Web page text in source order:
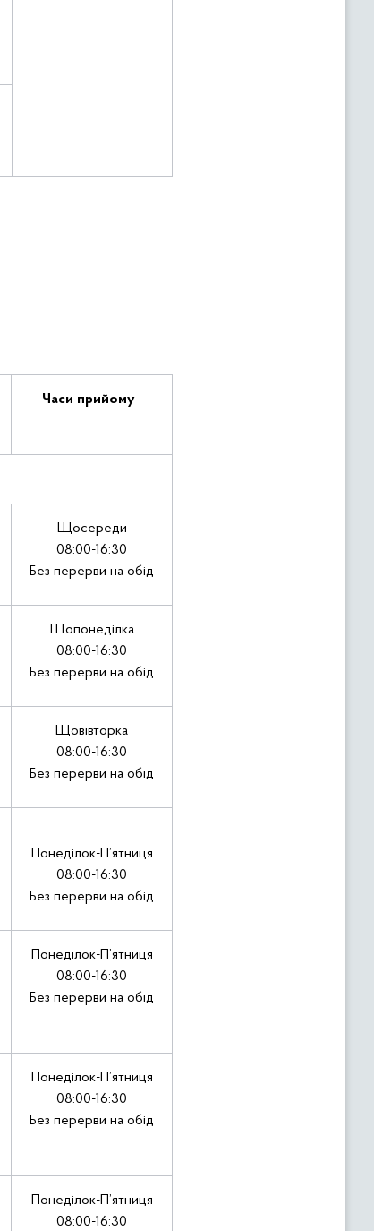
Часи прийому
Щосереди
08:00-16:30
Без перерви на обід
Щопонеділка
08:00-16:30
Без перерви на обід
Щовівторка
08:00-16:30
Без перерви на обід
Понеділок-П’ятниця
08:00-16:30
Без перерви на обід
Понеділок-П’ятниця
08:00-16:30
Без перерви на обід
Понеділок-П’ятниця
08:00-16:30
Без перерви на обід
Понеділок-П’ятниця
08:00-16:30